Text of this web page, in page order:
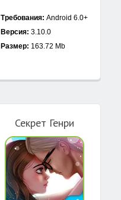
Требования: Android 6.0+
Версия: 3.10.0
Размер: 163.72 Mb
Секрет Генри